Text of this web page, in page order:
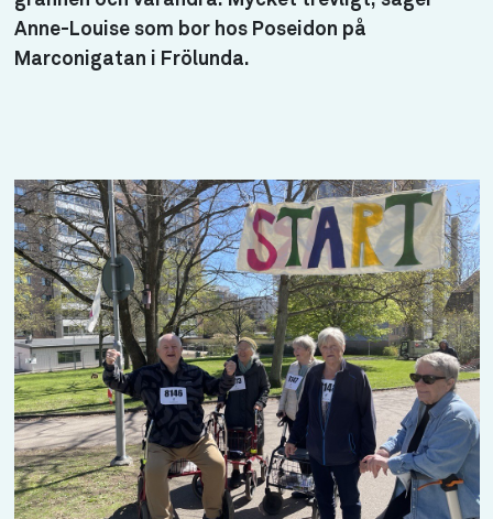
Anne-Louise som bor hos Poseidon på
Marconigatan i Frölunda.